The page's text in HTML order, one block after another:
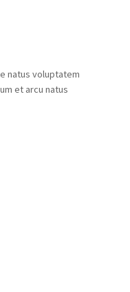
natus voluptatem
et arcu natus